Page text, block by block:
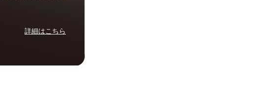
詳細はこちら